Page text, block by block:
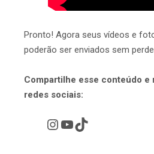
Pronto! Agora seus vídeos e
poderão ser enviados sem
Compartilhe esse conteúdo e
redes sociais: